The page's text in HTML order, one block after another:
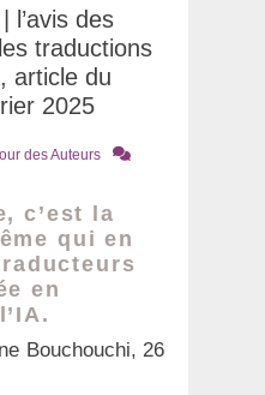
l’avis des
traductions
article du
2025
des Auteurs
c’est la
qui en
en
Bouchouchi, 26